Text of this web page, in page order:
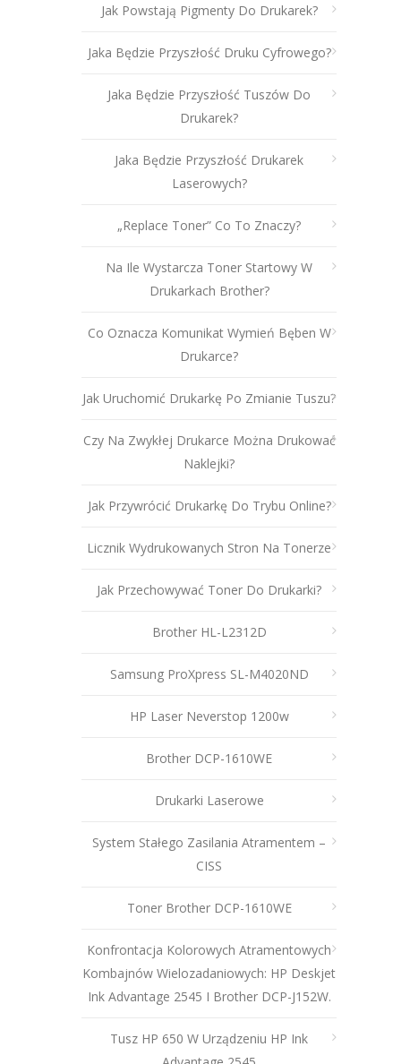
Jak Powstają Pigmenty Do Drukarek?
Jaka Będzie Przyszłość Druku Cyfrowego?
Jaka Będzie Przyszłość Tuszów Do
Drukarek?
Jaka Będzie Przyszłość Drukarek
Laserowych?
„Replace Toner” Co To Znaczy?
Na Ile Wystarcza Toner Startowy W
Drukarkach Brother?
Co Oznacza Komunikat Wymień Bęben W
Drukarce?
Jak Uruchomić Drukarkę Po Zmianie Tuszu?
Czy Na Zwykłej Drukarce Można Drukować
Naklejki?
Jak Przywrócić Drukarkę Do Trybu Online?
Licznik Wydrukowanych Stron Na Tonerze
Jak Przechowywać Toner Do Drukarki?
Brother HL-L2312D
Samsung ProXpress SL-M4020ND
HP Laser Neverstop 1200w
Brother DCP-1610WE
Drukarki Laserowe
System Stałego Zasilania Atramentem –
CISS
Toner Brother DCP-1610WE
Konfrontacja Kolorowych Atramentowych
Kombajnów Wielozadaniowych: HP Deskjet
Ink Advantage 2545 I Brother DCP-J152W.
Tusz HP 650 W Urządzeniu HP Ink